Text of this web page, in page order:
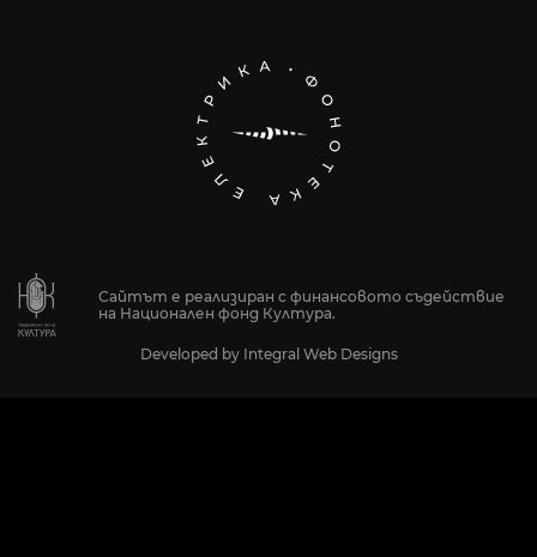
Сайтът е реализиран с финансовото съдействие
на Национален фонд Култура.
Developed by Integral Web Designs